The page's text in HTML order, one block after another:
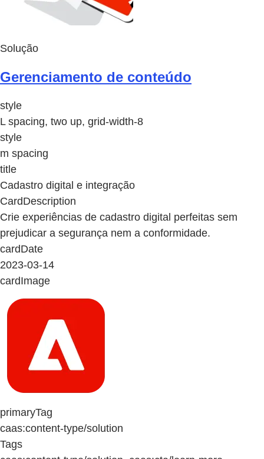
Solução
Gerenciamento de conteúdo
style
L spacing, two up, grid-width-8
style
m spacing
title
Cadastro digital e integração
CardDescription
Crie experiências de cadastro digital perfeitas sem
prejudicar a segurança nem a conformidade.
cardDate
2023-03-14
cardImage
primaryTag
caas:content-type/solution
Tags